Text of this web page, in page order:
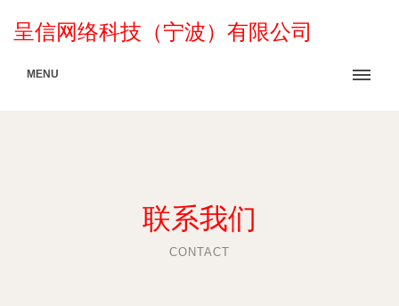
呈信网络科技（宁波）有限公司
MENU
联系我们
CONTACT